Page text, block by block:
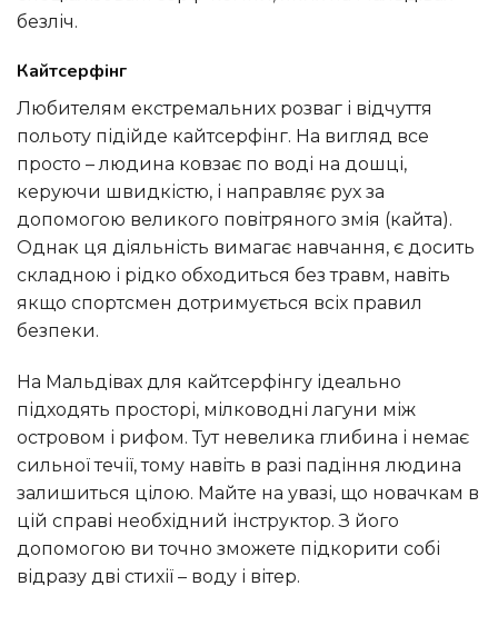
безліч.
Кайтсерфінг
Любителям екстремальних розваг і відчуття
польоту підійде кайтсерфінг. На вигляд все
просто – людина ковзає по воді на дошці,
керуючи швидкістю, і направляє рух за
допомогою великого повітряного змія (кайта).
Однак ця діяльність вимагає навчання, є досить
складною і рідко обходиться без травм, навіть
якщо спортсмен дотримується всіх правил
безпеки.
На Мальдівах для кайтсерфінгу ідеально
підходять просторі, мілководні лагуни між
островом і рифом. Тут невелика глибина і немає
сильної течії, тому навіть в разі падіння людина
залишиться цілою. Майте на увазі, що новачкам в
цій справі необхідний інструктор. З його
допомогою ви точно зможете підкорити собі
відразу дві стихії – воду і вітер.